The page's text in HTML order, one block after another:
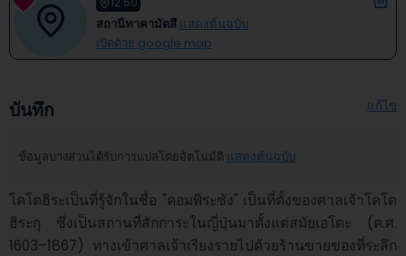
สถานีทาคามัตสึ แสดงต้นฉบับ
เปิดด้วย google map
บันทึก แก้ไข
ข้อมูลบางส่วนได้รับการแปลโดยอัตโนมัติ แสดงต้นฉบับ
โคโตฮิระเป็นที่รู้จักในชื่อ "คอมพิระซัง" เป็นที่ตั้งของศาลเจ้าโคโต
ฮิระกุ ซึ่งเป็นสถานที่สักการะในญี่ปุ่นมาตั้งแต่สมัยเอโดะ (ค.ศ.
1603–1867) ทางเข้าศาลเจ้าเรียงรายไปด้วยร้านขายของที่ระลึก